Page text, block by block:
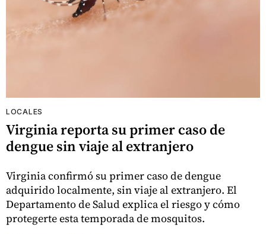
LOCALES
Virginia reporta su primer caso de
dengue sin viaje al extranjero
Virginia confirmó su primer caso de dengue
adquirido localmente, sin viaje al extranjero. El
Departamento de Salud explica el riesgo y cómo
protegerte esta temporada de mosquitos.